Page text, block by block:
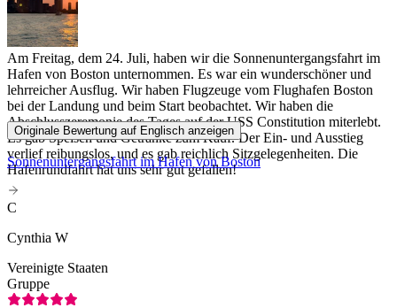
Am Freitag, dem 24. Juli, haben wir die Sonnenuntergangsfahrt im
Hafen von Boston unternommen. Es war ein wunderschöner und
lehrreicher Ausflug. Wir haben Flugzeuge vom Flughafen Boston
bei der Landung und beim Start beobachtet. Wir haben die
Abschlusszeremonie des Tages auf der USS Constitution miterlebt.
Es gab Speisen und Getränke zum Kauf. Der Ein- und Ausstieg
verlief reibungslos, und es gab reichlich Sitzgelegenheiten. Die
Hafenrundfahrt hat uns sehr gut gefallen!
Originale Bewertung auf Englisch anzeigen
Sonnenuntergangsfahrt im Hafen von Boston
C
Cynthia W
Vereinigte Staaten
Gruppe